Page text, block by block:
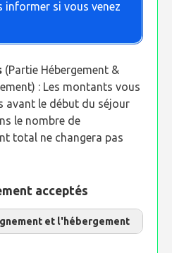
informer si vous venez
(Partie Hébergement &
: Les montants vous
avant le début du séjour
le nombre de
total ne changera pas
acceptés
et l'hébergement